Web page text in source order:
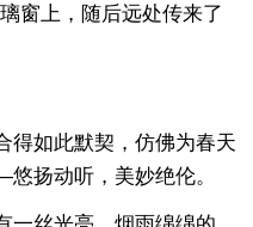
窗上，随后远处传来了
如此默契，仿佛为春天
扬动听，美妙绝伦。